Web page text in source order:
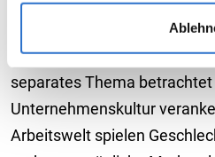
sowie die Einstellungen zu den
unterDatenschutzhinweisen.
Meine Vision einer idealen
Vielfalt selbstverständlich
separates Thema
Unternehmenskultur
Arbeitswelt spielen